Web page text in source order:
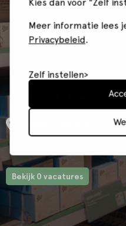
Meer informatie lees
Privacybeleid.
Zelf instellen
ETOS-
Grotestraat 65,
Bekijk 0 vacatures